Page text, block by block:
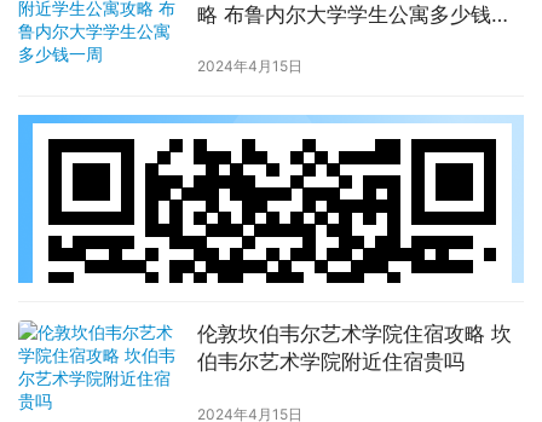
略 布鲁内尔大学学生公寓多少钱一
2024年4月15日
伦敦坎伯韦尔艺术学院住宿攻略 坎
伯韦尔艺术学院附近住宿贵吗
2024年4月15日